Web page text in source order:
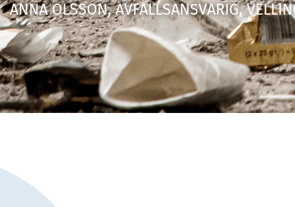
ANNA OLSSON, AVFALLSANSVARIG,